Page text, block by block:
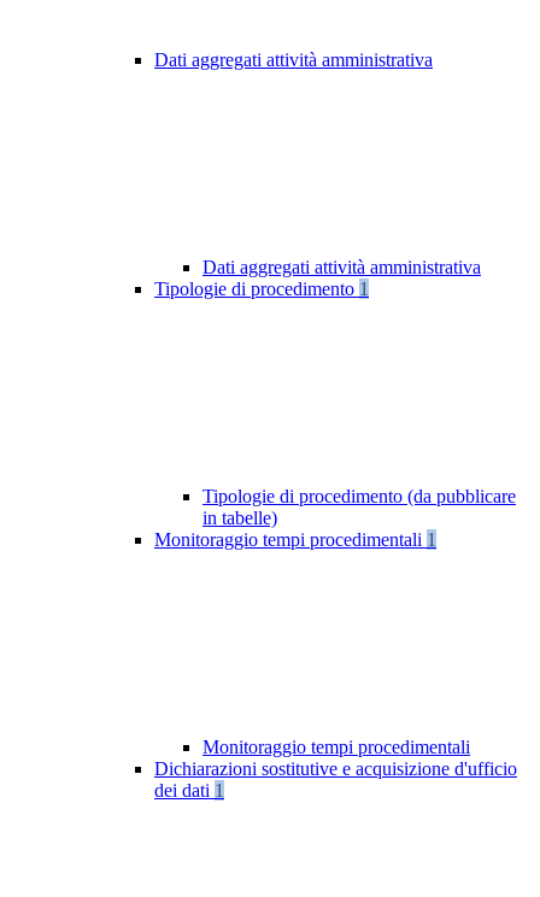
Dati aggregati attività amministrativa
Dati aggregati attività amministrativa
Tipologie di procedimento 1
Tipologie di procedimento (da pubblicare
in tabelle)
Monitoraggio tempi procedimentali 1
Monitoraggio tempi procedimentali
Dichiarazioni sostitutive e acquisizione d'ufficio
dei dati 1